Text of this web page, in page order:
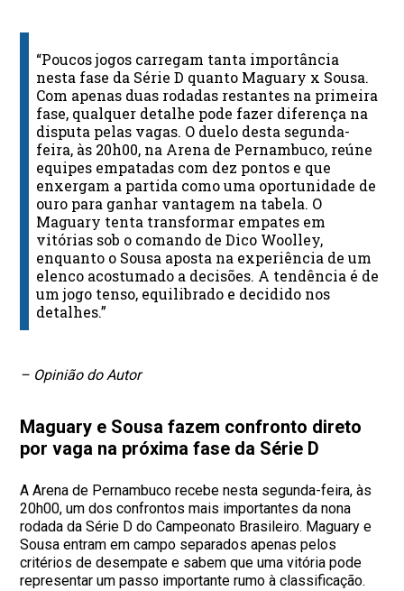
“Poucos jogos carregam tanta importância
nesta fase da Série D quanto Maguary x Sousa.
Com apenas duas rodadas restantes na primeira
fase, qualquer detalhe pode fazer diferença na
disputa pelas vagas. O duelo desta segunda-
feira, às 20h00, na Arena de Pernambuco, reúne
equipes empatadas com dez pontos e que
enxergam a partida como uma oportunidade de
ouro para ganhar vantagem na tabela. O
Maguary tenta transformar empates em
vitórias sob o comando de Dico Woolley,
enquanto o Sousa aposta na experiência de um
elenco acostumado a decisões. A tendência é de
um jogo tenso, equilibrado e decidido nos
detalhes.”
– Opinião do Autor
Maguary e Sousa fazem confronto direto
por vaga na próxima fase da Série D
A Arena de Pernambuco recebe nesta segunda-feira, às
20h00, um dos confrontos mais importantes da nona
rodada da Série D do Campeonato Brasileiro. Maguary e
Sousa entram em campo separados apenas pelos
critérios de desempate e sabem que uma vitória pode
representar um passo importante rumo à classificação.